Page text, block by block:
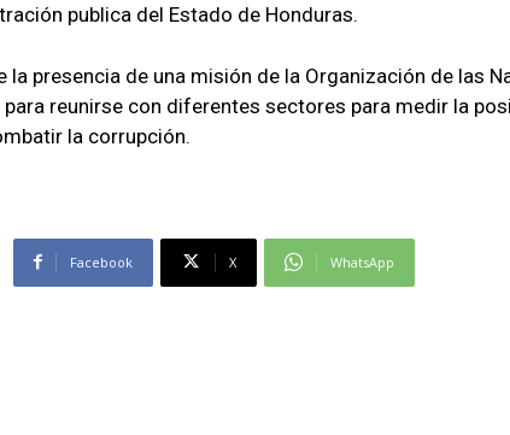
publica del Estado de Honduras.
presencia de una misión de la Organización de las
para reunirse con diferentes sectores para medir la
la corrupción.
Facebook X WhatsApp